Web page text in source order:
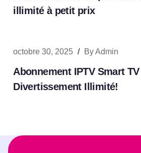
illimité à petit prix
octobre 30, 2025 / ByAdmin
Abonnement IPTV Smart
Divertissement Illimité!